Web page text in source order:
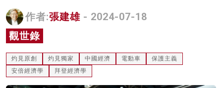
影片
名家榜
灼見活動
關於我們
作者:張建雄 - 2024-07-18
觀世錄
灼見原創 灼見獨家 中國經濟 電動車
保護主義
安倍經濟學
拜登經濟學